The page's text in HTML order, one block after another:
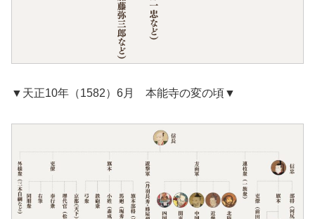
▼天正10年（1582）6月 本能寺の変の頃▼